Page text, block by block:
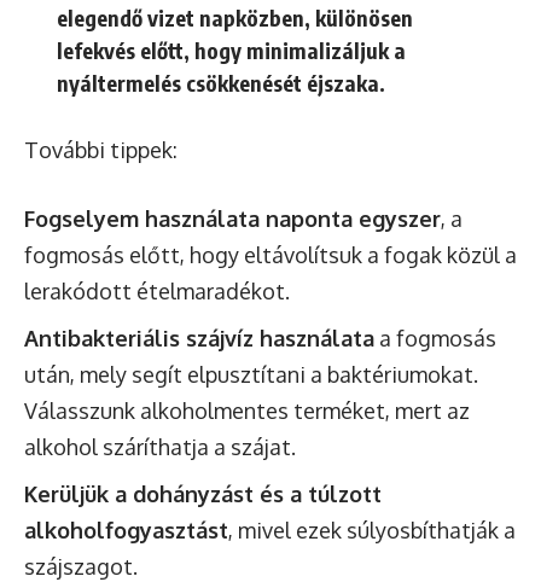
elegendő vizet napközben, különösen
lefekvés előtt, hogy minimalizáljuk a
nyáltermelés csökkenését éjszaka.
További tippek:
Fogselyem használata naponta egyszer, a
fogmosás előtt, hogy eltávolítsuk a fogak közül a
lerakódott ételmaradékot.
Antibakteriális szájvíz használata a fogmosás
után, mely segít elpusztítani a baktériumokat.
Válasszunk alkoholmentes terméket, mert az
alkohol száríthatja a szájat.
Kerüljük a dohányzást és a túlzott
alkoholfogyasztást, mivel ezek súlyosbíthatják a
szájszagot.